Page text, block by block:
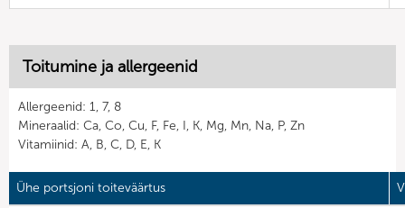
Toitumine ja allergeenid
Allergeenid: 1, 7, 8
Mineraalid: Ca, Co, Cu, F, Fe, I, K, Mg, Mn, Na, P, Zn
Vitamiinid: A, B, C, D, E, K
Ühe portsjoni toiteväärtus